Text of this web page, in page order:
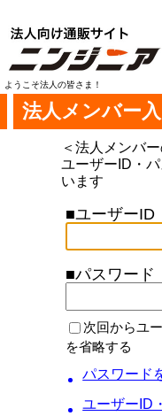
ようこそ法人の皆さま！
法人メンバー
＜法人メンバ
ユーザーID・
います
■ユーザーID
■パスワード
次回からユ
を省略する
パスワード
ユーザーID